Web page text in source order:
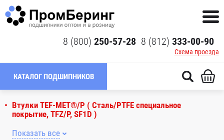
8 (800) 250-57-28 8 (812) 333-00-90
Схема проезда
КАТАЛОГ ПОДШИПНИКОВ
Втулки TEF-MET®/P ( Сталь/PTFE специальное
покрытие, TFZ/P, SF1D )
Показать все